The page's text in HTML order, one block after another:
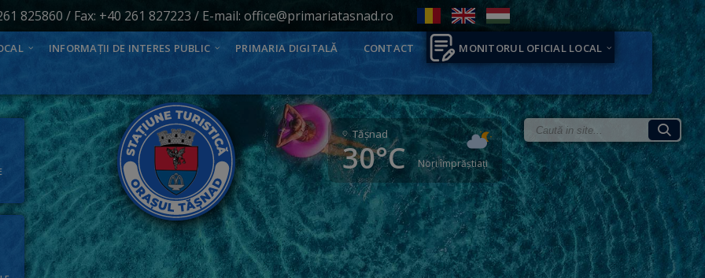
825860 / Fax: +40 261 827223 / E-mail: office@primariatasnad.ro
INFORMAȚII DE INTERES PUBLIC PRIMARIA DIGITALĂ CONTACT MONITORUL OFICIAL LOCAL
Tăşnad
30°C Nori împrăștiați